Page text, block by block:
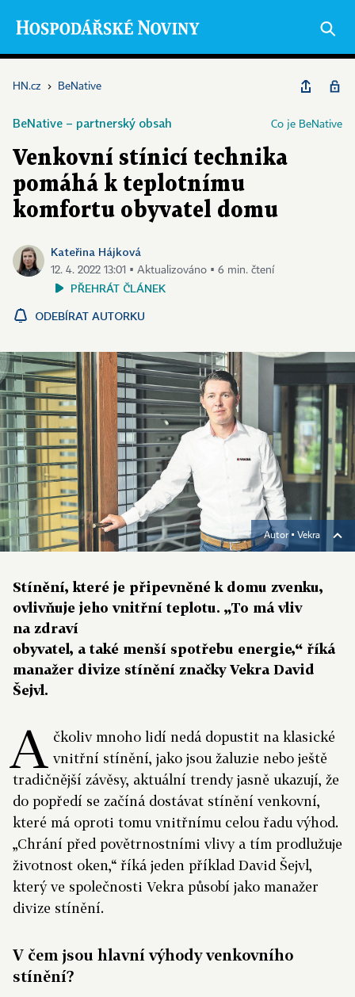
HN.cz › BeNative
BeNative – partnerský obsah Co je BeNative
Venkovní stínicí technika
pomáhá k teplotnímu
komfortu obyvatel domu
Kateřina Hájková
12. 4. 2022 13:01 ▪ Aktualizováno ▪ 6 min. čtení
PŘEHRÁT ČLÁNEK
ODEBÍRAT AUTORKU
Autor ▪ Vekra
Stínění, které je připevněné k domu zvenku,
ovlivňuje jeho vnitřní teplotu. „To má vliv
na zdraví
obyvatel, a také menší spotřebu energie,“ říká
manažer divize stínění značky Vekra David
Šejvl.
A čkoliv mnoho lidí nedá dopustit na klasické
vnitřní stínění, jako jsou žaluzie nebo ještě
tradičnější závěsy, aktuální trendy jasně ukazují, že
do popředí se začíná dostávat stínění venkovní,
které má oproti tomu vnitřnímu celou řadu výhod.
„Chrání před povětrnostními vlivy a tím prodlužuje
životnost oken,“ říká jeden příklad David Šejvl,
který ve společnosti Vekra působí jako manažer
divize stínění.
V čem jsou hlavní výhody venkovního
stínění?